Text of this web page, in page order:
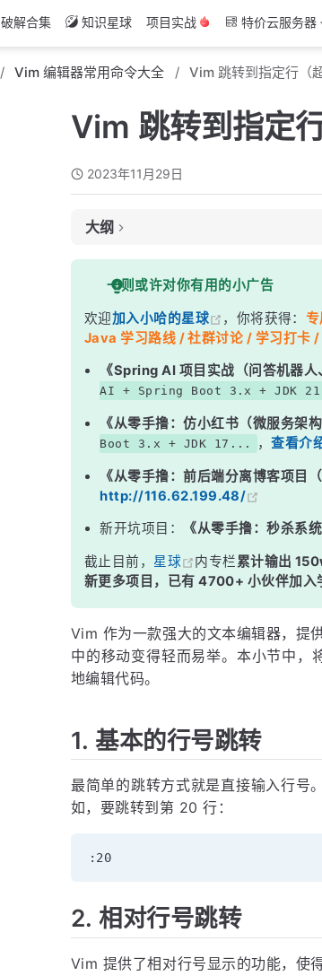
破解合集 知识星球 项目实战 特价云服务器
Vim 编辑器常用命令大全 Vim 跳转到指定行（
Vim 跳转到指定
2023年11月29日
大纲
1. 基本的行号跳转
2. 相对行号跳转
3. 搜索关键字跳转
5. 使用文件浏览器导航
结语
一则或许对你有用的小广告
欢迎加入小哈的星球 ，你将获得：
Java 学习路线 / 社群讨论 / 学习打卡
《Spring AI 项目实战（问答机器
AI + Spring Boot 3.x + JDK
《从零手撸：仿小红书（微服务架构
Boot 3.x + JDK 17...
，查看介
《从零手撸：前后端分离博客项目
http://116.62.199.48/
新开坑项目： 《从零手撸：秒杀系
截止目前， 星球 内专栏累计输出
新更多项目，已有 4700+ 小伙伴加入
Vim 作为一款强大的文本编辑器，提
中的移动变得轻而易举。本小节中
地编辑代码。
1. 基本的行号跳转
最简单的跳转方式就是直接输入行号
如，要跳转到第 20 行：
2. 相对行号跳转
Vim 提供了相对行号显示的功能，使